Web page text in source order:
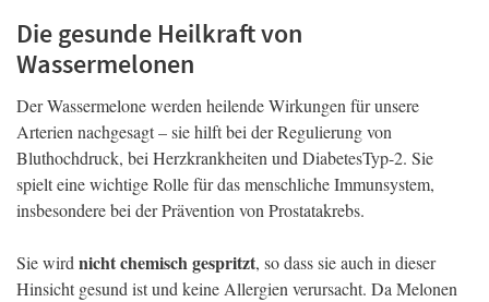
Die gesunde Heilkraft von
Wassermelonen
Der Wassermelone werden heilende Wirkungen für unsere
Arterien nachgesagt – sie hilft bei der Regulierung von
Bluthochdruck, bei Herzkrankheiten und DiabetesTyp-2. Sie
spielt eine wichtige Rolle für das menschliche Immunsystem,
insbesondere bei der Prävention von Prostatakrebs.
Sie wird nicht chemisch gespritzt, so dass sie auch in dieser
Hinsicht gesund ist und keine Allergien verursacht. Da Melonen